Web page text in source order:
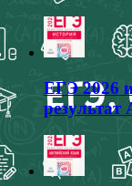
ЕГЭ 2026
результат